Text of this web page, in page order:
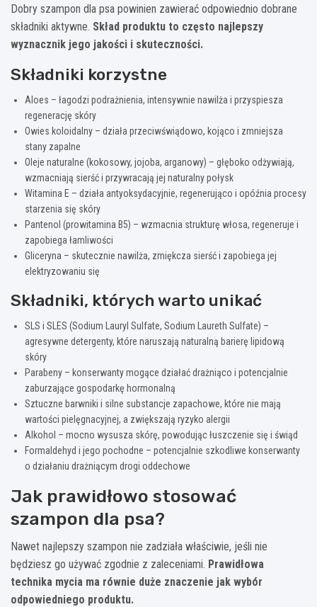
Dobry szampon dla psa powinien zawierać odpowiednio dobrane
składniki aktywne. Skład produktu to często najlepszy
wyznacznik jego jakości i skuteczności.
Składniki korzystne
Aloes – łagodzi podrażnienia, intensywnie nawilża i przyspiesza
regenerację skóry
Owies koloidalny – działa przeciwświądowo, kojąco i zmniejsza
stany zapalne
Oleje naturalne (kokosowy, jojoba, arganowy) – głęboko odżywiają,
wzmacniają sierść i przywracają jej naturalny połysk
Witamina E – działa antyoksydacyjnie, regenerująco i opóźnia procesy
starzenia się skóry
Pantenol (prowitamina B5) – wzmacnia strukturę włosa, regeneruje i
zapobiega łamliwości
Gliceryna – skutecznie nawilża, zmiękcza sierść i zapobiega jej
elektryzowaniu się
Składniki, których warto unikać
SLS i SLES (Sodium Lauryl Sulfate, Sodium Laureth Sulfate) –
agresywne detergenty, które naruszają naturalną barierę lipidową
skóry
Parabeny – konserwanty mogące działać drażniąco i potencjalnie
zaburzające gospodarkę hormonalną
Sztuczne barwniki i silne substancje zapachowe, które nie mają
wartości pielęgnacyjnej, a zwiększają ryzyko alergii
Alkohol – mocno wysusza skórę, powodując łuszczenie się i świąd
Formaldehyd i jego pochodne – potencjalnie szkodliwe konserwanty
o działaniu drażniącym drogi oddechowe
Jak prawidłowo stosować
szampon dla psa?
Nawet najlepszy szampon nie zadziała właściwie, jeśli nie
będziesz go używać zgodnie z zaleceniami. Prawidłowa
technika mycia ma równie duże znaczenie jak wybór
odpowiedniego produktu.